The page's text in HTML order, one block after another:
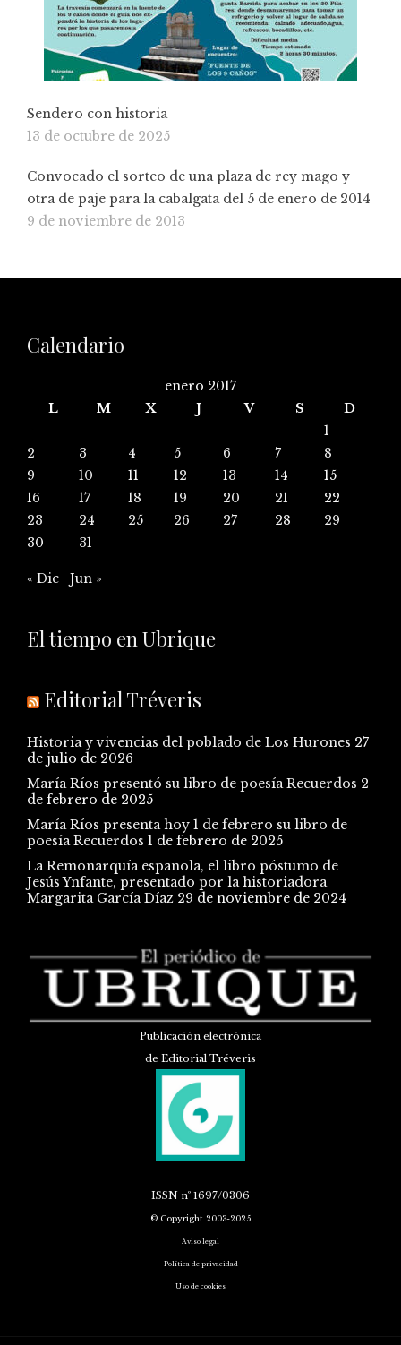
Sendero con historia
13 de octubre de 2025
Convocado el sorteo de una plaza de rey mago y
otra de paje para la cabalgata del 5 de enero de 2014
9 de noviembre de 2013
Calendario
enero 2017
L
M X J V S
D
1
2
3 4 5 6 7
8
9
10 11 12 13 14
15
16
17 18 19 20 21
22
23
24 25 26 27 28
29
30
31
« Dic Jun »
El tiempo en Ubrique
Editorial Tréveris
Historia y vivencias del poblado de Los Hurones 27
de julio de 2026
María Ríos presentó su libro de poesía Recuerdos 2
de febrero de 2025
María Ríos presenta hoy 1 de febrero su libro de
poesía Recuerdos 1 de febrero de 2025
La Remonarquía española, el libro póstumo de
Jesús Ynfante, presentado por la historiadora
Margarita García Díaz 29 de noviembre de 2024
Publicación electrónica
de Editorial Tréveris
ISSN nº 1697/0306
© Copyright 2003-2025
Aviso legal
Política de privacidad
Uso de cookies